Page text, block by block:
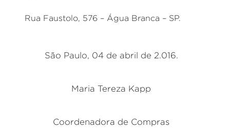
Rua Faustolo, 576 – Água Branca – SP.
São Paulo, 04 de abril de 2.016.
Maria Tereza Kapp
Coordenadora de Compras